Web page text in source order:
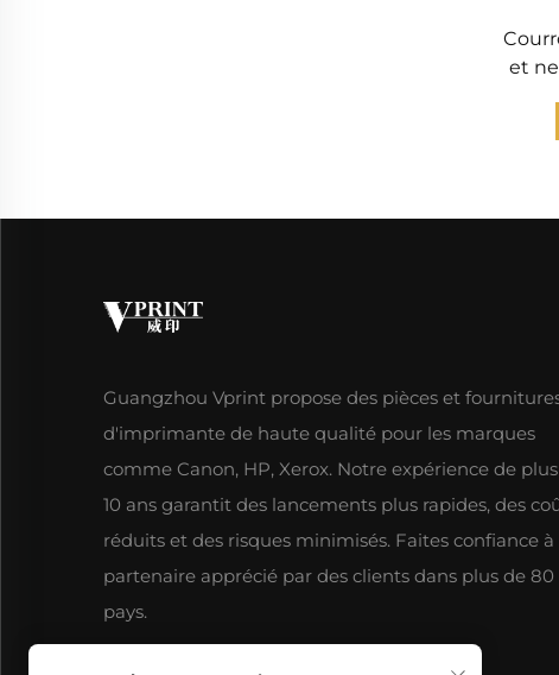
et
Guangzhou Vprint propose des pièces et
d'imprimante de haute qualité pour les marques
comme Canon, HP, Xerox. Notre expérience de
10 ans garantit des lancements plus rapides, des
réduits et des risques minimisés. Faites confiance à
partenaire apprécié par des clients dans plus de 80
pays.